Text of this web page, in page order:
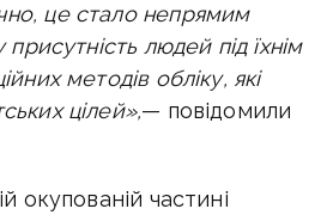
це стало непрямим
людей під їхнім
методів обліку, які
цілей»,— повідомили
окупованій частині